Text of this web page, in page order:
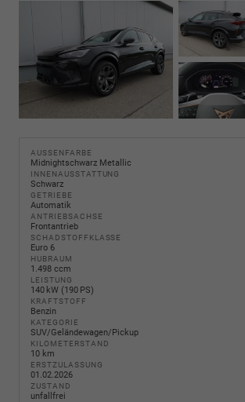
AUSSENFARBE
Midnightschwarz Metallic
INNENAUSSTATTUNG
Schwarz
GETRIEBE
Automatik
ANTRIEBSACHSE
Frontantrieb
SCHADSTOFFKLASSE
Euro 6
HUBRAUM
1.498 ccm
LEISTUNG
140 kW (190 PS)
KRAFTSTOFF
Benzin
KATEGORIE
SUV/Geländewagen/Pickup
KILOMETERSTAND
10 km
ERSTZULASSUNG
01.02.2026
ZUSTAND
unfallfrei